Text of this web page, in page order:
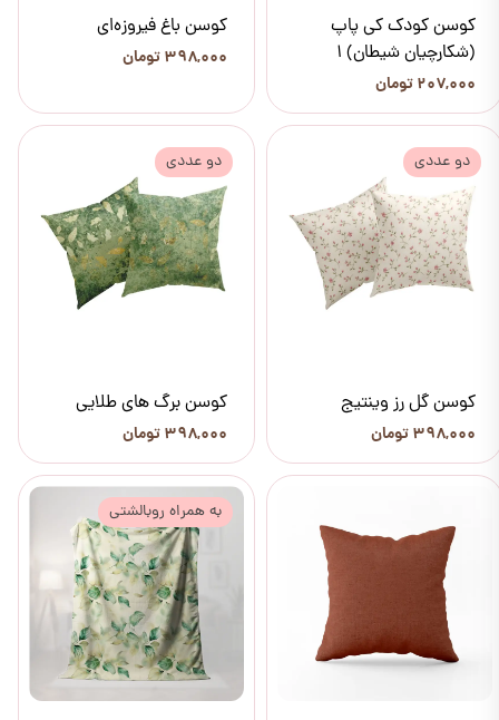
کوسن کودک کی پاپ
(شکارچیان شیطان) 1
۲۰۷,۰۰۰ تومان
کوسن باغ فیروزه‌ای
۳۹۸,۰۰۰ تومان
کوسن گل رز وینتیج
۳۹۸,۰۰۰ تومان
دو عددی
کوسن برگ های طلایی
۳۹۸,۰۰۰ تومان
دو عددی
به همراه روبالشتی